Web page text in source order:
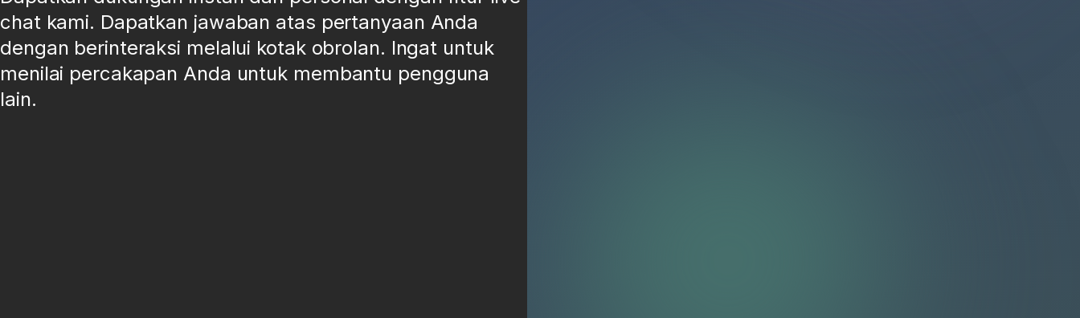
chat kami. Dapatkan jawaban atas pertanyaan Anda
dengan berinteraksi melalui kotak obrolan. Ingat untuk
menilai percakapan Anda untuk membantu pengguna
lain.